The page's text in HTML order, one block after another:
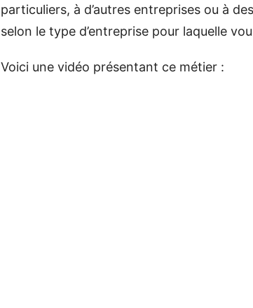
particuliers, à d’autres entreprises ou à
selon le type d’entreprise pour laquelle
Voici une vidéo présentant ce métier :